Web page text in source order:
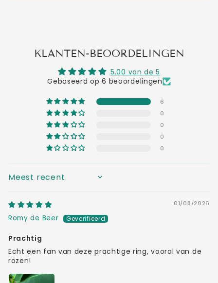
KLANTEN-BEOORDELINGEN
5.00 van de 5
Gebaseerd op 6 beoordelingen
6
0
0
0
0
SORT BY
01/08/2026
Romy de Beer
Prachtig
Echt een fan van deze prachtige ring, vooral van de
rozen!